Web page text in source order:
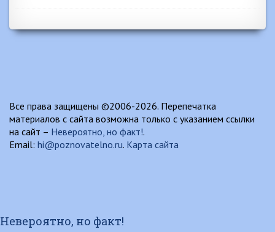
Все права защищены ©2006-2026. Перепечатка
материалов с сайта возможна только с указанием ссылки
на сайт – Невероятно, но факт!.
Email: hi@poznovatelno.ru. Карта сайта
Невероятно, но факт!